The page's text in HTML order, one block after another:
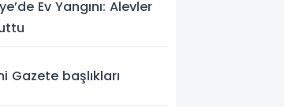
Ev Yangını: Alevler
Gazete başlıkları